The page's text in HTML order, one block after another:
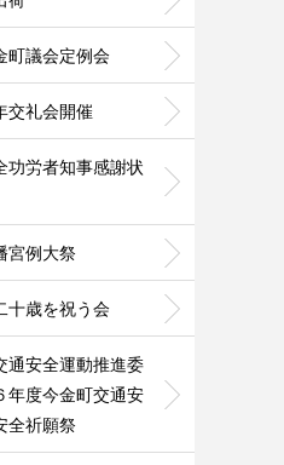
町議会定例会
交礼会開催
功労者知事感謝状
宮例大祭
十歳を祝う会
通安全運動推進委
年度今金町交通安
全祈願祭